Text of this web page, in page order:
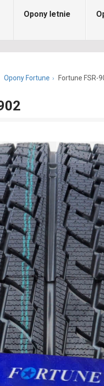
Opony letnie
Opony Fortune Fortune FSR-